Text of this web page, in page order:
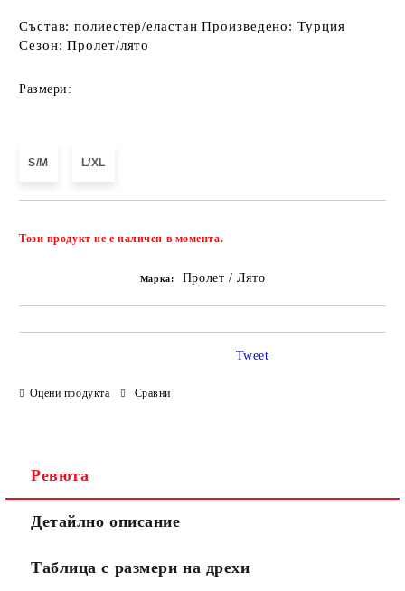
Състав: полиестер/еластан Произведено: Турция
Сезон: Пролет/лято
Размери:
S/M L/XL
Този продукт не е наличен в момента.
Марка: Пролет / Лято
Оцени продукта Сравни
Tweet
Ревюта
Детайлно описание
Таблица с размери на дрехи